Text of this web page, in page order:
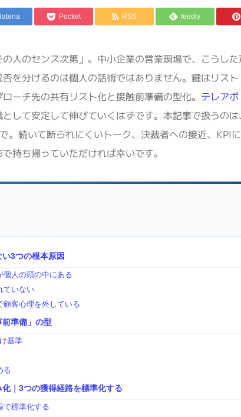
Pocket RSS feedly
の人のセンス次第」。中小企業の営業現場で、こうし
を分けるのは個人の話術ではありません。鍵はリス
ーチ先の共有リスト化と接触前準備の型化。 テレアポ
して安定して伸びていくはずです。本記事で扱うの
。続いて断られにくいトーク、決裁者への接近、KPI
持ち帰っていただければ幸いです。
3つの根本原因
個人の頭の中にある
ていない
顧客心理を外している
準備」の型
基準
る
｜3つの獲得経路を標準化する
で標準化する